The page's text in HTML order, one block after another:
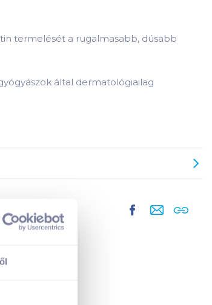
termelését a rugalmasabb, dúsabb
által dermatológiailag